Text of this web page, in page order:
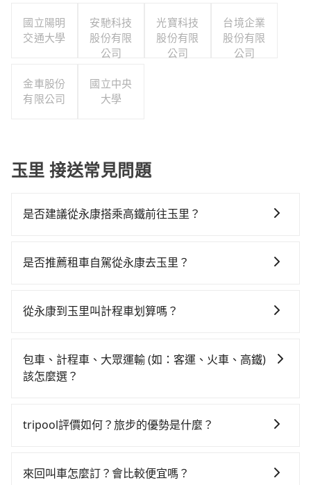
國立陽明
交通大學
安馳科技
股份有限
公司
光寶科技
股份有限
公司
台境企業
股份有限
公司
金車股份
有限公司
國立中央
大學
玉里 接送常見問題
是否建議從永康搭乘高鐵前往玉里？
計程車前往高鐵站！從最早06:03一直到22:23，台南-南
車程約30分鐘。抵達高鐵站後，步行進站、現場購票並
1,390元，再用10分鐘出站、等待車站前排班的計程車，
搭上小黃後約花350分鐘、車費8,000元後，抵達花蓮縣
執照的計程車僅有4,100多輛，計程車的密度為雙北的
機不按表收費，看乘客是外地人便漫天喊價或恣意繞
是否推薦租車自駕從永康去玉里？
在車上休息，那在台南市永康區有約10間租車車行，比
Nissan Tiida，一天租金約$1,500，九人座如Hyundai
Starex或Volkswagen T5，一天$4,500起，油錢（每公
每日里程限定200~400公里，超過還會額外加收
里，預計的小轎車花費為$4,100或九人座$7,100。當然
從永康到玉里叫計程車划算嗎？
灣大車隊、Uber、Line Taxi、Yoxi等，如果在路邊攔不
到車，也可考慮打電話至永康附近的計程車隊，如行一
程車約4,140輛，計程車密度為雙北的4.6%，也就是說要
僅有約1,014輛計程車，建議事先做好規劃。再加上台南
包車、計程車、大眾運輸 (如：客運、火車、高鐵)
該怎麼選？
擇： 預算：不同交通工具價格不同，可先確定您的預
比較寬鬆且不介意耗時轉乘可選大眾運輸或較貴的計程
tripool評價如何？旅步的優勢是什麼？
定及可靠的，大多數的使用者都給予了高分評價。此
來回叫車怎麼訂？會比較便宜嗎？